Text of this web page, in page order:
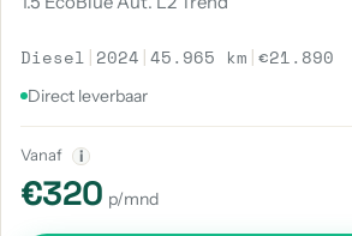
Diesel | 2024 |45.965 km |€21.890
Direct leverbaar
Vanaf i
€320 p/mnd